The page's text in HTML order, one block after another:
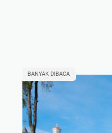
BANYAK DIBACA